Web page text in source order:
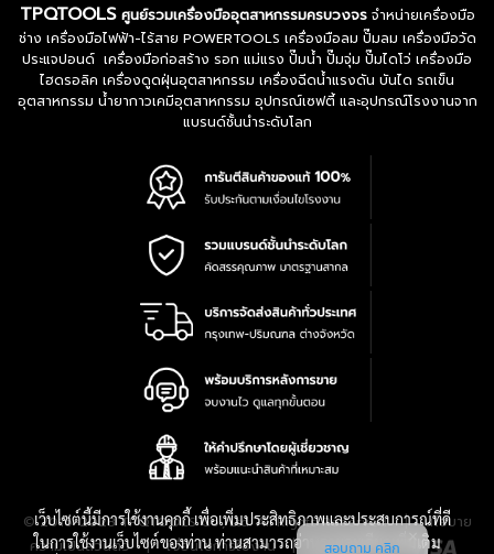
TPQTOOLS ศูนย์รวมเครื่องมืออุตสาหกรรมครบวงจรจำหน่ายเครื่องมือ
ช่าง เครื่องมือไฟฟ้า-ไร้สาย POWERTOOLS เครื่องมือลม ปั๊มลม เครื่องมือวัด
ประแจปอนด์ เครื่องมือก่อสร้าง รอก แม่แรง ปั๊มน้ำ ปั๊มจุ่ม ปั๊มไดโว่ เครื่องมือ
ไฮดรอลิค เครื่องดูดฝุ่นอุตสาหกรรม เครื่องฉีดน้ำแรงดัน บันได รถเข็น
อุตสาหกรรม น้ำยากาวเคมีอุตสาหกรรม อุปกรณ์เซฟตี้ และอุปกรณ์โรงงานจาก
แบรนด์ชั้นนำระดับโลก
© 2016-2028 TPQTOOLS Co., Ltd. All Rights Reserved.|นโยบาย
ความเป็นส่วนตัว|เงื่อนไขการใช้งาน| แผนที่สินค้า
เว็บไซต์นี้มีการใช้งานคุกกี้ เพื่อเพิ่มประสิทธิภาพและประสบการณ์ที่ดี
ในการใช้งานเว็บไซต์ของท่าน ท่านสามารถอ่านรายละเอียดเพิ่มเติม
สอบถาม คลิก